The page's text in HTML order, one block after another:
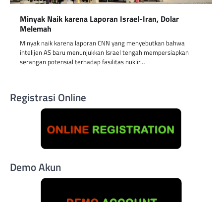
Minyak Naik karena Laporan Israel-Iran, Dolar
Melemah
Minyak naik karena laporan CNN yang menyebutkan bahwa
intelijen AS baru menunjukkan Israel tengah mempersiapkan
serangan potensial terhadap fasilitas nuklir…
Registrasi Online
Demo Akun